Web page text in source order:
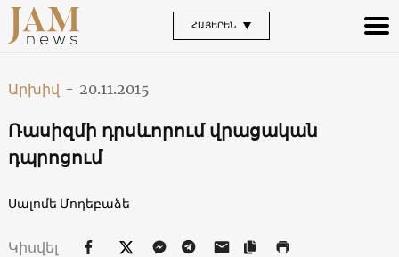
ՀԱՅԵՐԵՆ
Արխիվ - 20.11.2015
Ռասիզմի դրսևորում վրացական
դպրոցում
Սալոմե Մոդեբաձե
Կիսվել